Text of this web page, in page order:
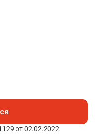
от 02.02.2022